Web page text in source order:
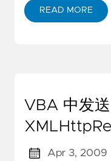
READ MORE
VBA 中发
Apr 3, 2009